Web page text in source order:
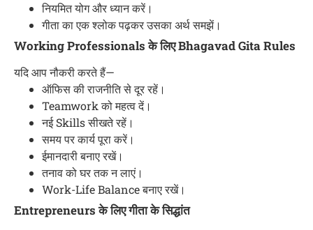
नियमित योग और ध्यान करें।
गीता का एक श्लोक पढ़कर उसका अर्थ समझें।
Working Professionals के लिए Bhagavad Gita Rules
यदि आप नौकरी करते हैं—
ऑफिस की राजनीति से दूर रहें।
Teamwork को महत्व दें।
नई Skills सीखते रहें।
समय पर कार्य पूरा करें।
ईमानदारी बनाए रखें।
तनाव को घर तक न लाएं।
Work-Life Balance बनाए रखें।
Entrepreneurs के लिए गीता के सिद्धांत